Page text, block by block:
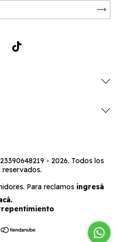
- 2026. Todos los
reservados.
Para reclamos ingresá